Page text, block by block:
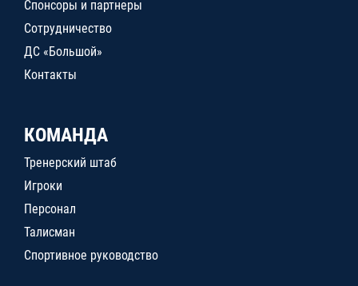
Спонсоры и партнеры
Сотрудничество
ДС «Большой»
Контакты
КОМАНДА
Тренерский штаб
Игроки
Персонал
Талисман
Спортивное руководство